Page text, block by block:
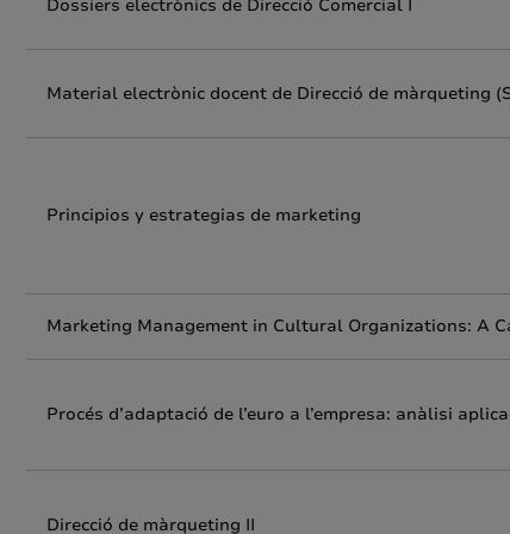
Dossiers electrònics de Direcció Comercial I
Material electrònic docent de Direcció de màrqueting
Principios y estrategias de marketing
Marketing Management in Cultural Organizations: A
Procés d’adaptació de l’euro a l’empresa: anàlisi
Direcció de màrqueting II